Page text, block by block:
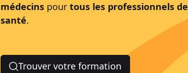
médecins pour tous les professionnels de
santé.
Trouver votre formation